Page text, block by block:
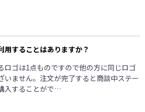
用することはありますか？
ロゴは1点ものですので他の方に同じロゴ
いません。注文が完了すると商談中ステー
入することがで…